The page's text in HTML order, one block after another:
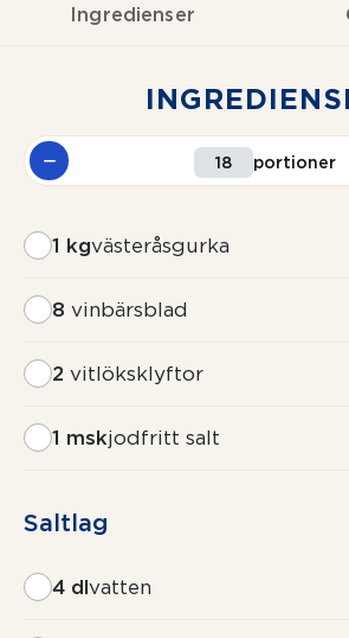
Ingredienser
portioner
1 kgvästeråsgurka
8 vinbärsblad
2 vitlöksklyftor
1 mskjodfritt salt
Saltlag
4 dlvatten